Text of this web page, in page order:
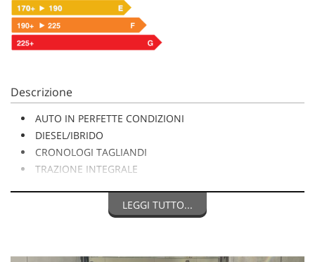
Descrizione
AUTO IN PERFETTE CONDIZIONI
DIESEL/IBRIDO
CRONOLOGI TAGLIANDI
TRAZIONE INTEGRALE
Conformità e stato d'uso
Ultima revisione: 11.24 - 70.000KM
LEGGI TUTTO...